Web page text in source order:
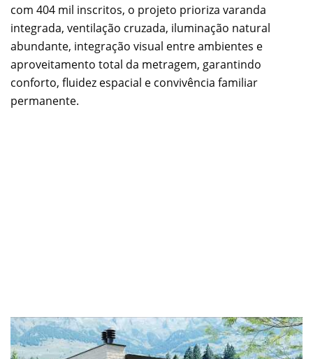
com 404 mil inscritos, o projeto prioriza varanda
integrada, ventilação cruzada, iluminação natural
abundante, integração visual entre ambientes e
aproveitamento total da metragem, garantindo
conforto, fluidez espacial e convivência familiar
permanente.